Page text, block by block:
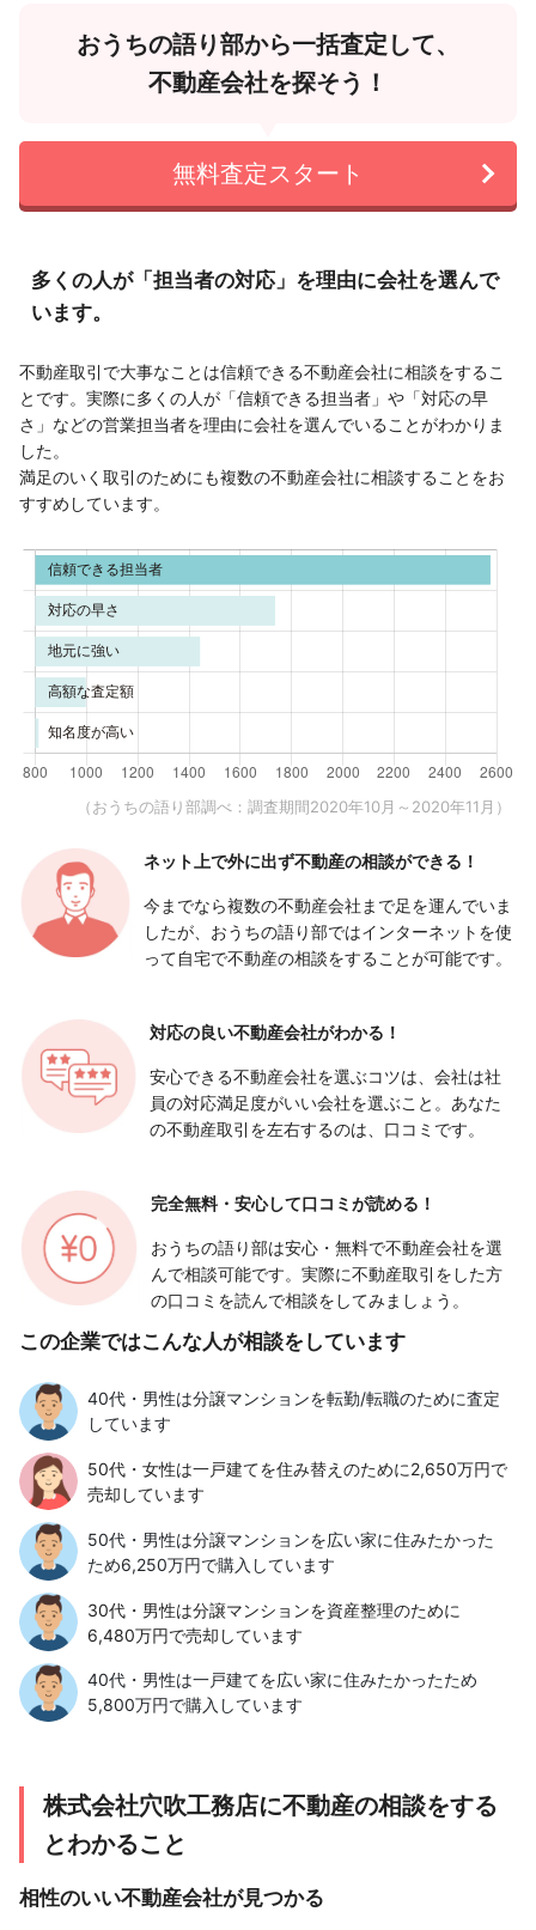
おうちの語り部から一括査定して、
不動産会社を探そう！
無料査定スタート
多くの人が「担当者の対応」を理由に会社を選んで
います。
不動産取引で大事なことは信頼できる不動産会社に相談をするこ
とです。実際に多くの人が「信頼できる担当者」や「対応の早
さ」などの営業担当者を理由に会社を選んでいることがわかりま
した。
満足のいく取引のためにも複数の不動産会社に相談することをお
すすめしています。
（おうちの語り部調べ：調査期間2020年10月～2020年11月）
ネット上で外に出ず不動産の相談ができる！
今までなら複数の不動産会社まで足を運んでいま
したが、おうちの語り部ではインターネットを使
って自宅で不動産の相談をすることが可能です。
対応の良い不動産会社がわかる！
安心できる不動産会社を選ぶコツは、会社は社
員の対応満足度がいい会社を選ぶこと。あなた
の不動産取引を左右するのは、口コミです。
完全無料・安心して口コミが読める！
おうちの語り部は安心・無料で不動産会社を選
んで相談可能です。実際に不動産取引をした方
の口コミを読んで相談をしてみましょう。
この企業ではこんな人が相談をしています
40代・男性は分譲マンションを転勤/転職のために査定
しています
50代・女性は一戸建てを住み替えのために2,650万円で
売却しています
50代・男性は分譲マンションを広い家に住みたかった
ため6,250万円で購入しています
30代・男性は分譲マンションを資産整理のために
6,480万円で売却しています
40代・男性は一戸建てを広い家に住みたかったため
5,800万円で購入しています
株式会社穴吹工務店に不動産の相談をする
とわかること
相性のいい不動産会社が見つかる